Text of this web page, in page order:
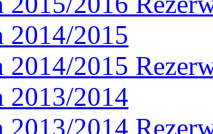
2014/2015
2014/2015
2013/2014
2013/2014